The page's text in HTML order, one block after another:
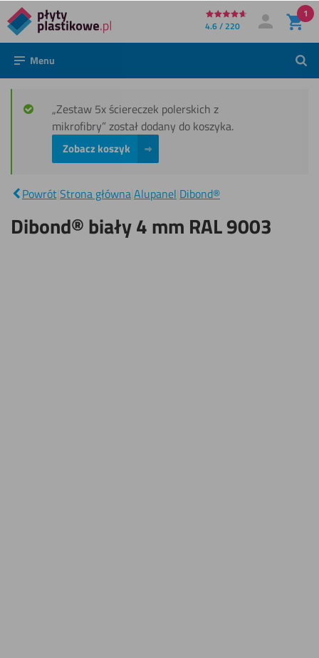
Bezpośrednio
do
treści
4.6 / 220 Moje konto
Zaloguj się
1
Menu
„Zestaw 5x ściereczek polerskich z
mikrofibry” został dodany do koszyka.
Zobacz koszyk
PowrótStrona głównaAlupanel Dibond®
Dibond®
mm
RAL
9003
Dibond® biały 4 mm RAL 9003